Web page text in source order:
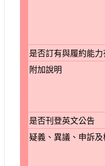
是否訂有與履約能
附加說明
是否刊登英文公告
疑義、異議、申訴